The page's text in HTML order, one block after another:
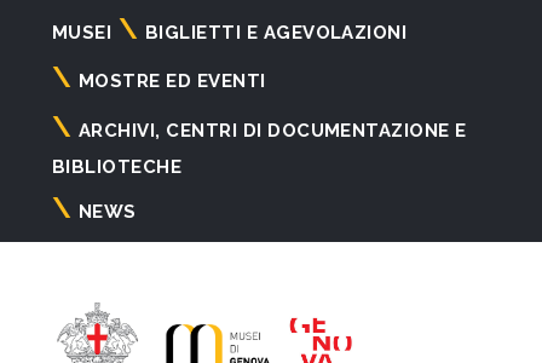
Navigazione
principale
MUSEI BIGLIETTI E AGEVOLAZIONI
MOSTRE ED EVENTI
ARCHIVI, CENTRI DI DOCUMENTAZIONE E
BIBLIOTECHE
NEWS